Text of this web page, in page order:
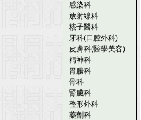
感染科
放射線科
核子醫科
牙科(口腔外科)
皮膚科(醫學美容)
精神科
胃腸科
骨科
腎臟科
整形外科
藥劑科